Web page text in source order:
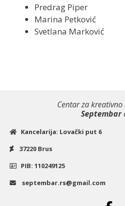
za
udžbenike
količina
Predrag Piper
Marina Petković
Svetlana Marković
Centar za
Septembar
Kancelarija: Lovački put 6
37220 Brus
PIB: 110249125
septembar.rs@gmail.com